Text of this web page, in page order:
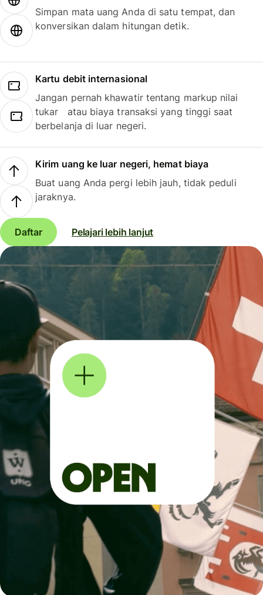
Simpan mata uang Anda di satu tempat, dan
konversikan dalam hitungan detik.
Kartu debit internasional
Jangan pernah khawatir tentang markup nilai
tukar atau biaya transaksi yang tinggi saat
berbelanja di luar negeri.
Kirim uang ke luar negeri, hemat biaya
Buat uang Anda pergi lebih jauh, tidak peduli
jaraknya.
Daftar Pelajari lebih lanjut